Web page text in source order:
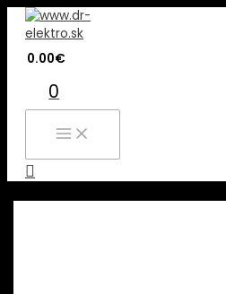
Preskočiť
obsah
0.00€
0
MAIN
MENU
Hľadať